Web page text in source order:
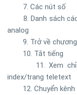
7. Các nút số
8. Danh sách
analog
9. Trở về
10. Tắt tiếng
11. Xem
index/trang teletext
12. Chuyển